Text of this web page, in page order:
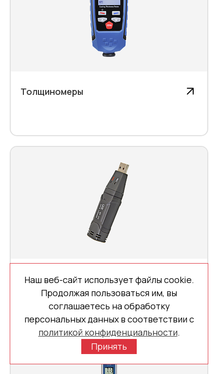
Толщиномеры
Логгеры
Наш веб-сайт использует файлы cookie.
Продолжая пользоваться им, вы
соглашаетесь на обработку
персональных данных в соответствии с
политикой конфиденциальности.
Принять